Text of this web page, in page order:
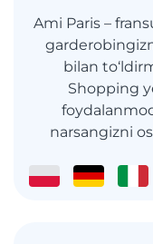
Ami Paris –
bilan
Shopping
narsangizni